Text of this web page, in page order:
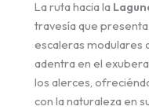
La ruta hacia la
travesía que
escaleras modulares
adentra en el
los alerces,
con la naturaleza en